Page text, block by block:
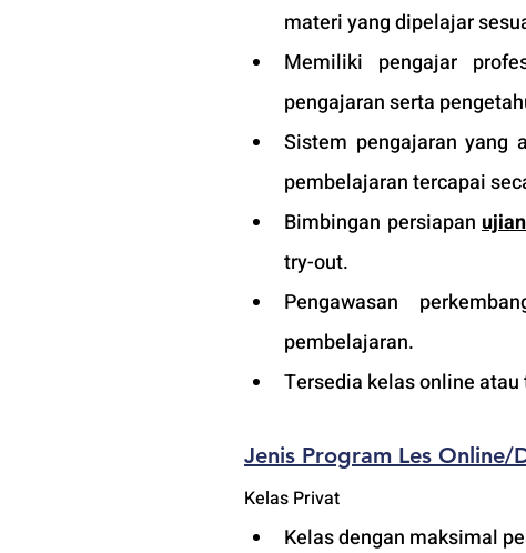
materi yang dipelajar
Memiliki pengajar
pengajaran serta
Sistem pengajaran yang
pembelajaran tercapai
Bimbingan persiapan
try-out.
Pengawasan
pembelajaran.
Tersedia kelas online
Jenis Program Les Online/
Kelas Privat
Kelas dengan maksimal